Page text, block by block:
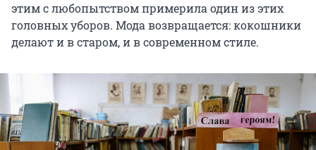
этим с любопытством примерила один из этих
головных уборов. Мода возвращается: кокошники
делают и в старом, и в современном стиле.